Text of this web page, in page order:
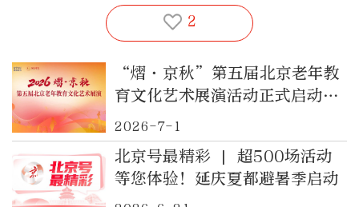
2
“熠·京秋”第五届北京老年教
育文化艺术展演活动正式启动 |
品牌聚力再升级 绘就银龄教育
新图景
2026-7-1
北京号最精彩 | 超500场活动
等您体验！延庆夏都避暑季启动